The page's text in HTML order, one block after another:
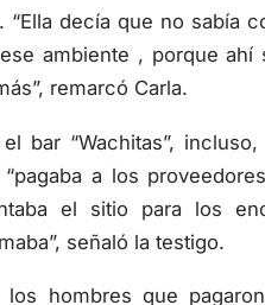
decía que no sabía
ambiente , porque ahí
remarcó Carla.
bar “Wachitas”, incluso,
a los
el sitio para los
señaló la testigo.
hombres que